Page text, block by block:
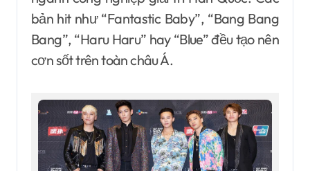
bản hit như “Fantastic Baby”, “Bang Bang
Bang”, “Haru Haru” hay “Blue” đều tạo nên
cơn sốt trên toàn châu Á.